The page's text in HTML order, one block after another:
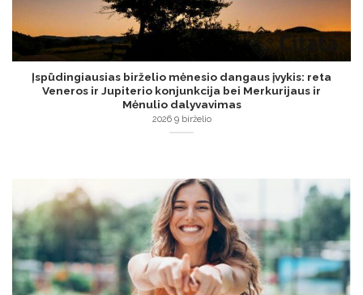
Įspūdingiausias birželio mėnesio dangaus įvykis: reta
Veneros ir Jupiterio konjunkcija bei Merkurijaus ir
Mėnulio dalyvavimas
2026 9 birželio